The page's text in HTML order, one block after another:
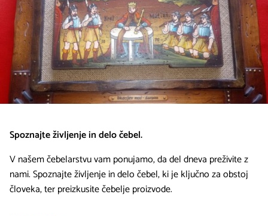
Spoznajte življenje in delo čebel.
V našem čebelarstvu vam ponujamo, da del dneva preživite z
nami. Spoznajte življenje in delo čebel, ki je ključno za obstoj
človeka, ter preizkusite čebelje proizvode.